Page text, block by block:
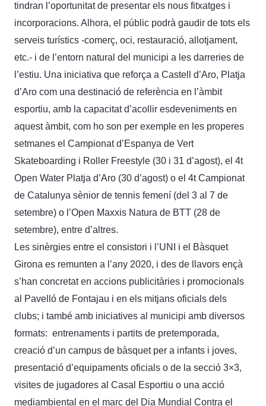
tindran l’oportunitat de presentar els nous fitxatges i
incorporacions. Alhora, el públic podrà gaudir de tots els
serveis turístics -comerç, oci, restauració, allotjament,
etc.- i de l’entorn natural del municipi a les darreries de
l’estiu. Una iniciativa que reforça a Castell d’Aro, Platja
d’Aro com una destinació de referència en l’àmbit
esportiu, amb la capacitat d’acollir esdeveniments en
aquest àmbit, com ho son per exemple en les properes
setmanes el Campionat d’Espanya de Vert
Skateboarding i Roller Freestyle (30 i 31 d’agost), el 4t
Open Water Platja d’Aro (30 d’agost) o el 4t Campionat
de Catalunya sènior de tennis femení (del 3 al 7 de
setembre) o l’Open Maxxis Natura de BTT (28 de
setembre), entre d’altres.
Les sinèrgies entre el consistori i l’UNI i el Bàsquet
Girona es remunten a l’any 2020, i des de llavors ençà
s’han concretat en accions publicitàries i promocionals
al Pavelló de Fontajau i en els mitjans oficials dels
clubs; i també amb iniciatives al municipi amb diversos
formats: entrenaments i partits de pretemporada,
creació d’un campus de bàsquet per a infants i joves,
presentació d’equipaments oficials o de la secció 3×3,
visites de jugadores al Casal Esportiu o una acció
mediambiental en el marc del Dia Mundial Contra el